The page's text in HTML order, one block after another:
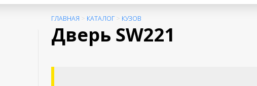
ГЛАВНАЯ > КАТАЛОГ> КУЗОВ
Дверь SW221